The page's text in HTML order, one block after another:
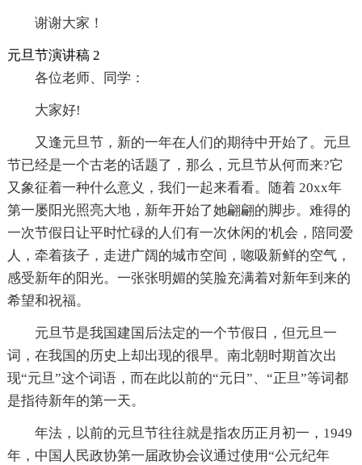
谢谢大家！
元旦节演讲稿 2
各位老师、同学：
大家好!
又逢元旦节，新的一年在人们的期待中开始了。元旦
节已经是一个古老的话题了，那么，元旦节从何而来?它
又象征着一种什么意义，我们一起来看看。随着 20xx年
第一屡阳光照亮大地，新年开始了她翩翩的脚步。难得的
一次节假日让平时忙碌的人们有一次休闲的'机会，陪同爱
人，牵着孩子，走进广阔的城市空间，唿吸新鲜的空气，
感受新年的阳光。一张张明媚的笑脸充满着对新年到来的
希望和祝福。
元旦节是我国建国后法定的一个节假日，但元旦一
词，在我国的历史上却出现的很早。南北朝时期首次出
现“元旦”这个词语，而在此以前的“元日”、“正旦”等词都
是指待新年的第一天。
年法，以前的元旦节往往就是指农历正月初一，1949
年，中国人民政协第一届政协会议通过使用“公元纪年